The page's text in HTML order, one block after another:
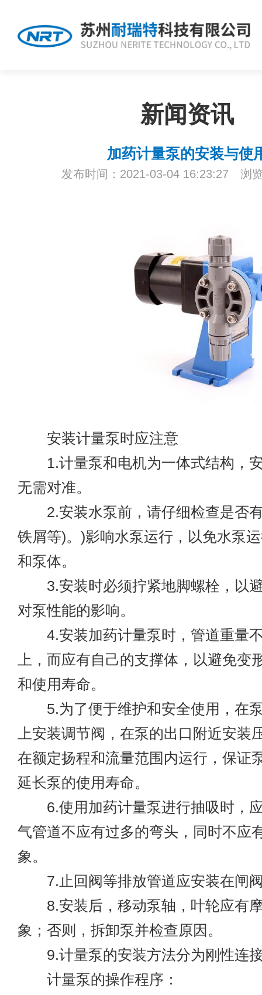
新闻资讯
加药计量泵的安装与使
发布时间：2021-03-04 16:23:27 浏
安装计量泵时应注意
1.计量泵和电机为一体式结构，
无需对准。
2.安装水泵前，请仔细检查是否
铁屑等)。)影响水泵运行，以免水泵
和泵体。
3.安装时必须拧紧地脚螺栓，以
对泵性能的影响。
4.安装加药计量泵时，管道重量
上，而应有自己的支撑体，以避免变
和使用寿命。
5.为了便于维护和安全使用，在
上安装调节阀，在泵的出口附近安装
在额定扬程和流量范围内运行，保证
延长泵的使用寿命。
6.使用加药计量泵进行抽吸时，
气管道不应有过多的弯头，同时不应
象。
7.止回阀等排放管道应安装在闸
8.安装后，移动泵轴，叶轮应有
象；否则，拆卸泵并检查原因。
9.计量泵的安装方法分为刚性连
计量泵的操作程序：